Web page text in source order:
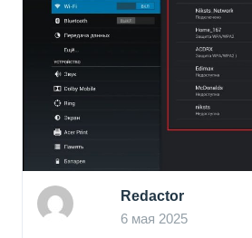
Redactor
6 мая 2025